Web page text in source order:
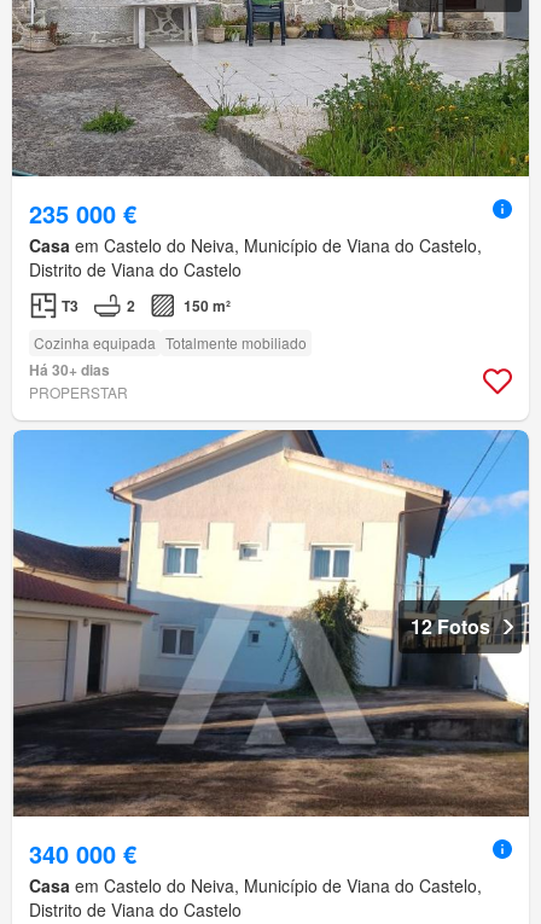
235 000 €
Casa em Castelo do Neiva, Município de Viana do Castelo,
Distrito de Viana do Castelo
T3 2 150 m²
Cozinha equipada Totalmente mobiliado
Há 30+ dias
PROPERSTAR
12 Fotos
340 000 €
Casa em Castelo do Neiva, Município de Viana do Castelo,
Distrito de Viana do Castelo